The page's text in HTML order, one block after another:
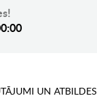
UN ATBILDES